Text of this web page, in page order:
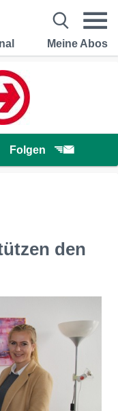
Meine Abos
Folgen
den